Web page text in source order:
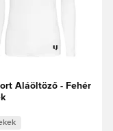
Aláöltöző - Fehér